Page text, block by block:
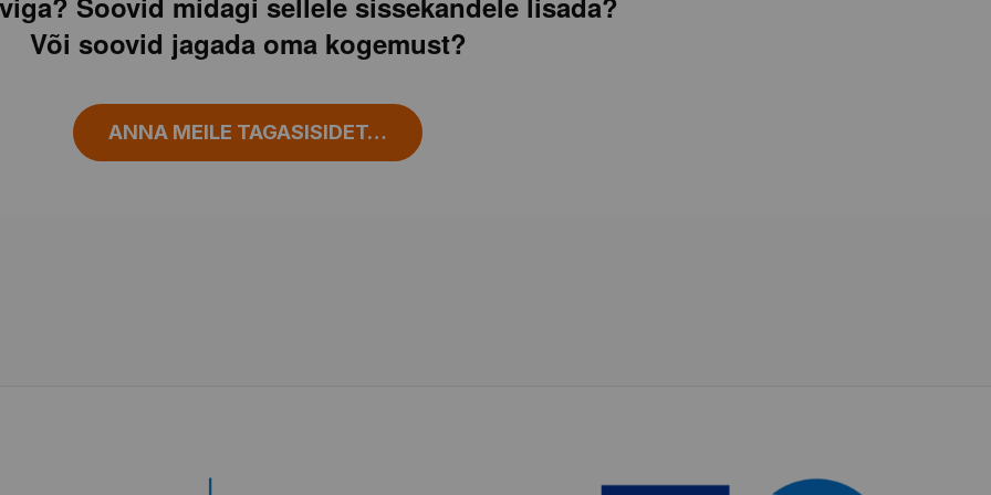
Või soovid jagada oma kogemust?
ANNA MEILE TAGASISIDET…